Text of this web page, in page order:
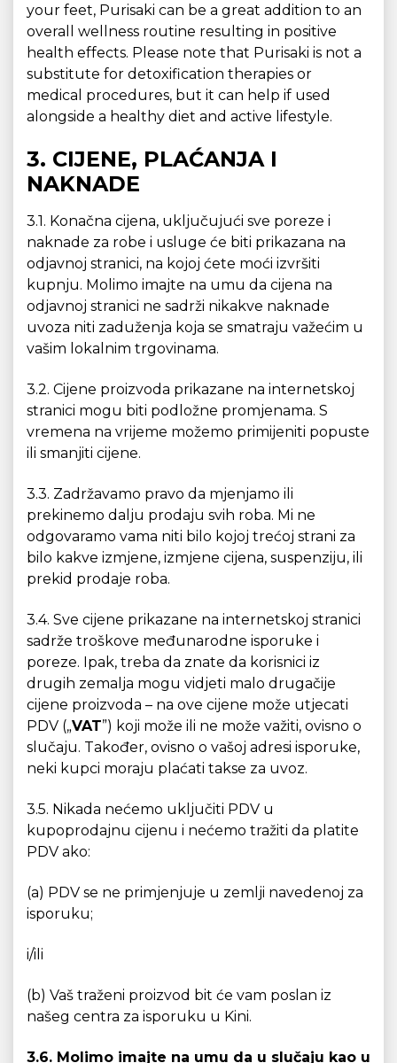
your feet, Purisaki can be a great addition to an
overall wellness routine resulting in positive
health effects. Please note that Purisaki is not a
substitute for detoxification therapies or
medical procedures, but it can help if used
alongside a healthy diet and active lifestyle.
3. CIJENE, PLAĆANJA I
NAKNADE
3.1. Konačna cijena, uključujući sve poreze i
naknade za robe i usluge će biti prikazana na
odjavnoj stranici, na kojoj ćete moći izvršiti
kupnju. Molimo imajte na umu da cijena na
odjavnoj stranici ne sadrži nikakve naknade
uvoza niti zaduženja koja se smatraju važećim u
vašim lokalnim trgovinama.
3.2. Cijene proizvoda prikazane na internetskoj
stranici mogu biti podložne promjenama. S
vremena na vrijeme možemo primijeniti popuste
ili smanjiti cijene.
3.3. Zadržavamo pravo da mjenjamo ili
prekinemo dalju prodaju svih roba. Mi ne
odgovaramo vama niti bilo kojoj trećoj strani za
bilo kakve izmjene, izmjene cijena, suspenziju, ili
prekid prodaje roba.
3.4. Sve cijene prikazane na internetskoj stranici
sadrže troškove međunarodne isporuke i
poreze. Ipak, treba da znate da korisnici iz
drugih zemalja mogu vidjeti malo drugačije
cijene proizvoda – na ove cijene može utjecati
PDV („VAT”) koji može ili ne može važiti, ovisno o
slučaju. Također, ovisno o vašoj adresi isporuke,
neki kupci moraju plaćati takse za uvoz.
3.5. Nikada nećemo uključiti PDV u
kupoprodajnu cijenu i nećemo tražiti da platite
PDV ako:
(a) PDV se ne primjenjuje u zemlji navedenoj za
isporuku;
i/ili
(b) Vaš traženi proizvod bit će vam poslan iz
našeg centra za isporuku u Kini.
3.6. Molimo imajte na umu da u slučaju kao u